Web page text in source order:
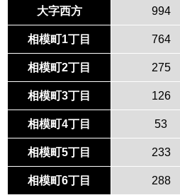
大字西方 994
相模町1丁目 764
相模町2丁目 275
相模町3丁目 126
相模町4丁目 53
相模町5丁目 233
相模町6丁目 288